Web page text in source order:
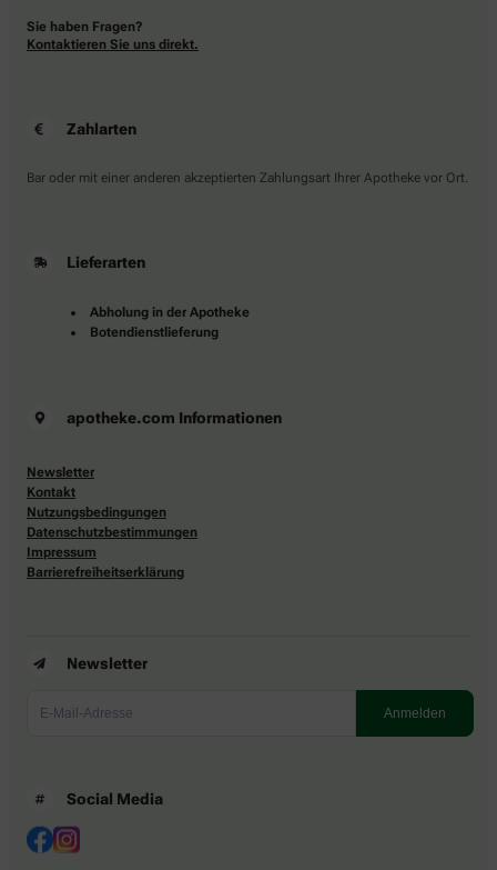
Sie haben Fragen?
Kontaktieren Sie uns direkt.
Zahlarten
Bar oder mit einer anderen akzeptierten Zahlungsart Ihrer Apotheke vor Ort.
Lieferarten
Abholung in der Apotheke
Botendienstlieferung
apotheke.com Informationen
Newsletter
Kontakt
Nutzungsbedingungen
Datenschutzbestimmungen
Impressum
Barrierefreiheitserklärung
Newsletter
Social Media